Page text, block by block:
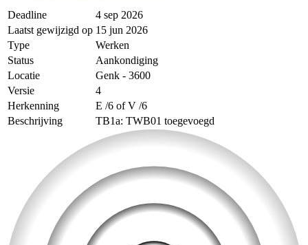
Deadline
4 sep 2026
Laatst gewijzigd op 15 jun 2026
Type
Werken
Status
Aankondiging
Locatie
Genk - 3600
Versie
4
Herkenning
E /6 of V /6
Beschrijving
TB1a: TWB01 toegevoegd